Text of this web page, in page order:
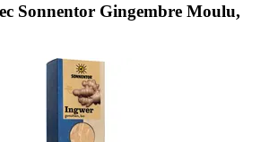
Sonnentor Gingembre Moulu,